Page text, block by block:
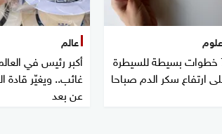
علوم
7 خطوات بسيطة للسيطرة
ارتفاع سكر الدم صباحا
عالم
أكبر رئيس في
غائب.. ويغيّر قادة
عن بعد